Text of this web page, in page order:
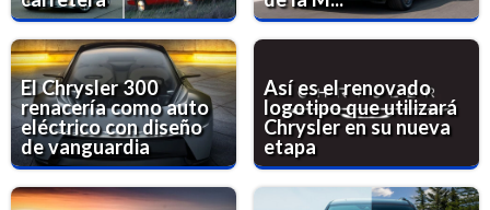
El Chrysler 300
renacería como auto
eléctrico con diseño
de vanguardia
Así es el renovado
logotipo que utilizará
Chrysler en su nueva
etapa